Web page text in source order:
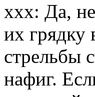
xxx: Да,
их грядку
стрельбы
нафиг.